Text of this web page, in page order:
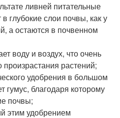
ливней питательные
глубокие слои почвы, как у
а остаются в почвенном
воду и воздух, что очень
растений;
удобрения в большом
гумус, благодаря которому
почвы;
этим удобрением